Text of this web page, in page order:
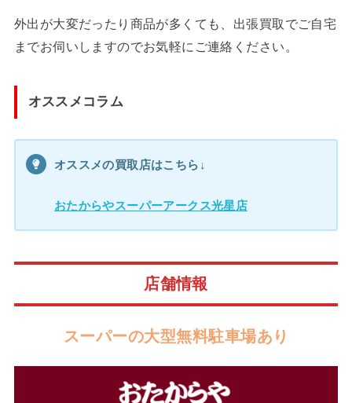
外出が大変だったり商品が多くても、出張買取でご自宅
までお伺いしますのでお気軽にご連絡ください。
オススメコラム
オススメの買取店はこちら↓
おたからやスーパーアークス光星店
店舗情報
スーパーの大型無料駐車場あり